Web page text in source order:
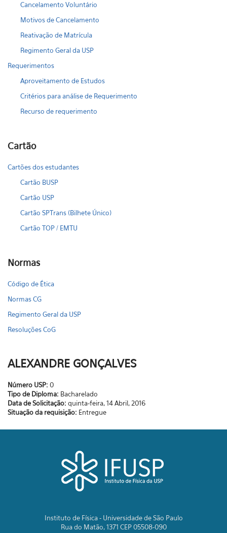
Cancelamento Voluntário
Motivos de Cancelamento
Reativação de Matrícula
Regimento Geral da USP
Requerimentos
Aproveitamento de Estudos
Critérios para análise de Requerimento
Recurso de requerimento
Cartão
Cartões dos estudantes
Cartão BUSP
Cartão USP
Cartão SPTrans (Bilhete Único)
Cartão TOP / EMTU
Normas
Código de Ética
Normas CG
Regimento Geral da USP
Resoluções CoG
ALEXANDRE GONÇALVES
Número USP: 0
Tipo de Diploma: Bacharelado
Data de Solicitação: quinta-feira, 14 Abril, 2016
Situação da requisição: Entregue
Instituto de Física - Universidade de São Paulo
Rua do Matão, 1371 CEP 05508-090